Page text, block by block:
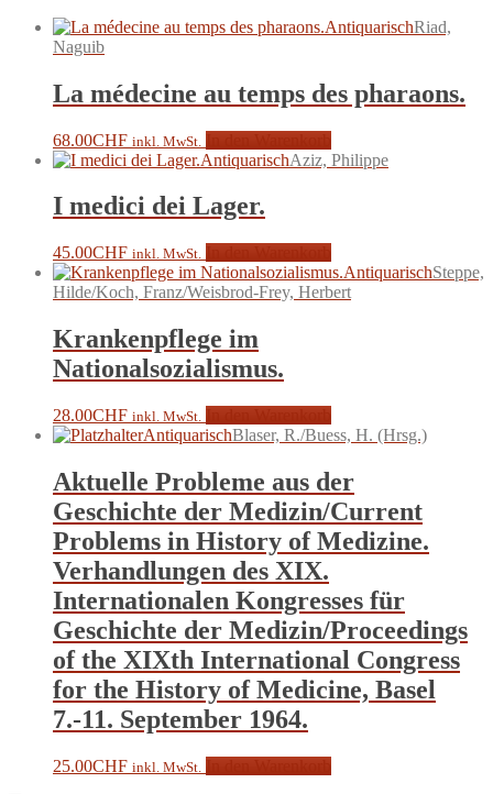
AntiquarischRiad,
Naguib
La médecine au temps des pharaons.
68.00CHF inkl. MwSt.
AntiquarischAziz, Philippe
I medici dei Lager.
45.00CHF inkl. MwSt.
AntiquarischSteppe,
Hilde/Koch, Franz/Weisbrod-Frey, Herbert
Krankenpflege im
Nationalsozialismus.
28.00CHF inkl. MwSt.
AntiquarischBlaser, R./Buess, H. (Hrsg.)
Aktuelle Probleme aus der
Geschichte der Medizin/Current
Problems in History of Medizine.
Verhandlungen des XIX.
Internationalen Kongresses für
Geschichte der Medizin/Proceedings
of the XIXth International Congress
for the History of Medicine, Basel
7.-11. September 1964.
25.00CHF inkl. MwSt.